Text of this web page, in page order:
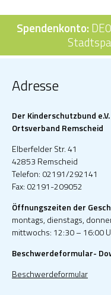
Spendenkonto:
Adresse
Der Kinderschutzbund e.V.
Ortsverband Remscheid
Elberfelder Str. 41
42853 Remscheid
Telefon: 02191/292141
Fax: 02191-209052
Öffnungszeiten der
montags, dienstags,
mittwochs: 12:30 – 16:00
Beschwerdeformular-
Beschwerdeformular